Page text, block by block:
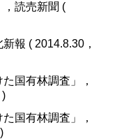
，読売新聞 (
報 ( 2014.8.30，
国有林調査」，
国有林調査」，